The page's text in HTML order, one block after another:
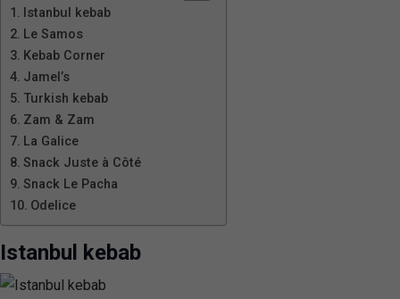
Istanbul kebab
Le Samos
Kebab Corner
Jamel’s
Turkish kebab
Zam & Zam
La Galice
Snack Juste à Côté
Snack Le Pacha
Odelice
Istanbul kebab